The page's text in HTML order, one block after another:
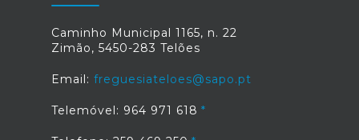
Caminho Municipal 1165, n. 22
Zimão, 5450-283 Telões
Email: freguesiateloes@sapo.pt
Telemóvel: 964 971 618